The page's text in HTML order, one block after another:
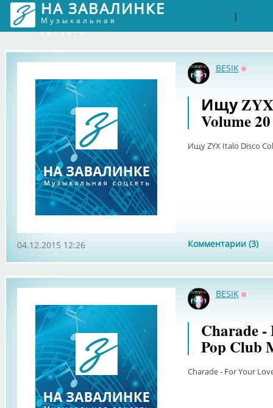
НА ЗАВАЛИНКЕ
Музыкальная
соцсеть
|
BESIK
Ищу ZYX
Volume 20
Ищу ZYX Italo Disco
Комментарии (3)
04.12.2015 12:26
BESIK
Charade
Pop
Charade - For Your